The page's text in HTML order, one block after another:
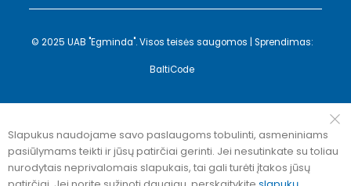
© 2025 UAB "Egminda". Visos teisės saugomos | Sprendimas:
BaltiCode
Slapukus naudojame savo paslaugoms tobulinti, asmeniniams
pasiūlymams teikti ir jūsų patirčiai gerinti. Jei nesutinkate su toliau
nurodytais neprivalomais slapukais, tai gali turėti įtakos jūsų